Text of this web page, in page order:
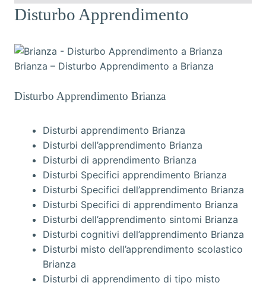
Disturbo Apprendimento
Brianza – Disturbo Apprendimento a Brianza
Disturbo Apprendimento Brianza
Disturbi apprendimento Brianza
Disturbi dell’apprendimento Brianza
Disturbi di apprendimento Brianza
Disturbi Specifici apprendimento Brianza
Disturbi Specifici dell’apprendimento Brianza
Disturbi Specifici di apprendimento Brianza
Disturbi dell’apprendimento sintomi Brianza
Disturbi cognitivi dell’apprendimento Brianza
Disturbi misto dell’apprendimento scolastico
Brianza
Disturbi di apprendimento di tipo misto